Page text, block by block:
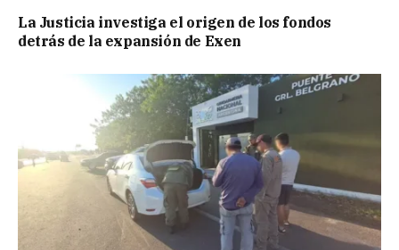
La Justicia investiga el origen de los fondos
detrás de la expansión de Exen